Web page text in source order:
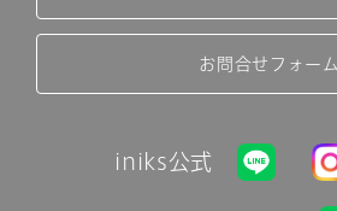
お問合せフォーム
iniks公式